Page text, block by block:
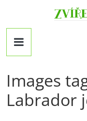
obsah
pro
všechny
zvířat
Images
Labrador